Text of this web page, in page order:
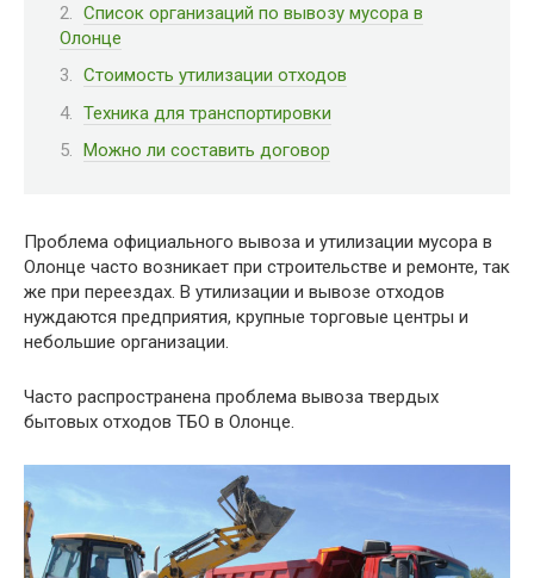
Список организаций по вывозу мусора в
Олонце
Стоимость утилизации отходов
Техника для транспортировки
Можно ли составить договор
Проблема официального вывоза и утилизации мусора в
Олонце часто возникает при строительстве и ремонте, так
же при переездах. В утилизации и вывозе отходов
нуждаются предприятия, крупные торговые центры и
небольшие организации.
Часто распространена проблема вывоза твердых
бытовых отходов ТБО в Олонце.